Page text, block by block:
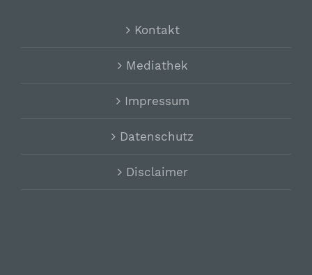
Kontakt
Mediathek
Impressum
Datenschutz
Disclaimer